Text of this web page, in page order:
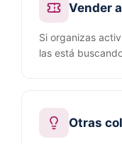
Vender
Si organizas
las está
Otras